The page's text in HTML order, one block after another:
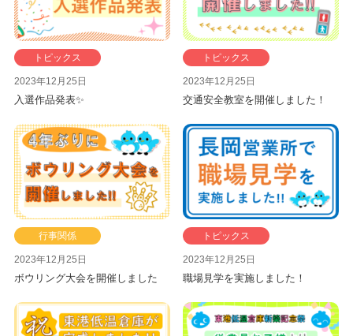
トピックス
2023年12月25日
入選作品発表✨
トピックス
2023年12月25日
交通安全教室を開催しました！
行事関係
2023年12月25日
ボウリング大会を開催しました
トピックス
2023年12月25日
職場見学を実施しました！